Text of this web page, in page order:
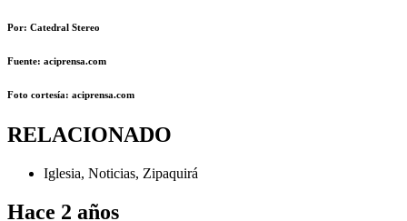
Por: Catedral Stereo
Fuente: aciprensa.com
Foto cortesía: aciprensa.com
RELACIONADO
Iglesia, Noticias, Zipaquirá
Hace 2 años